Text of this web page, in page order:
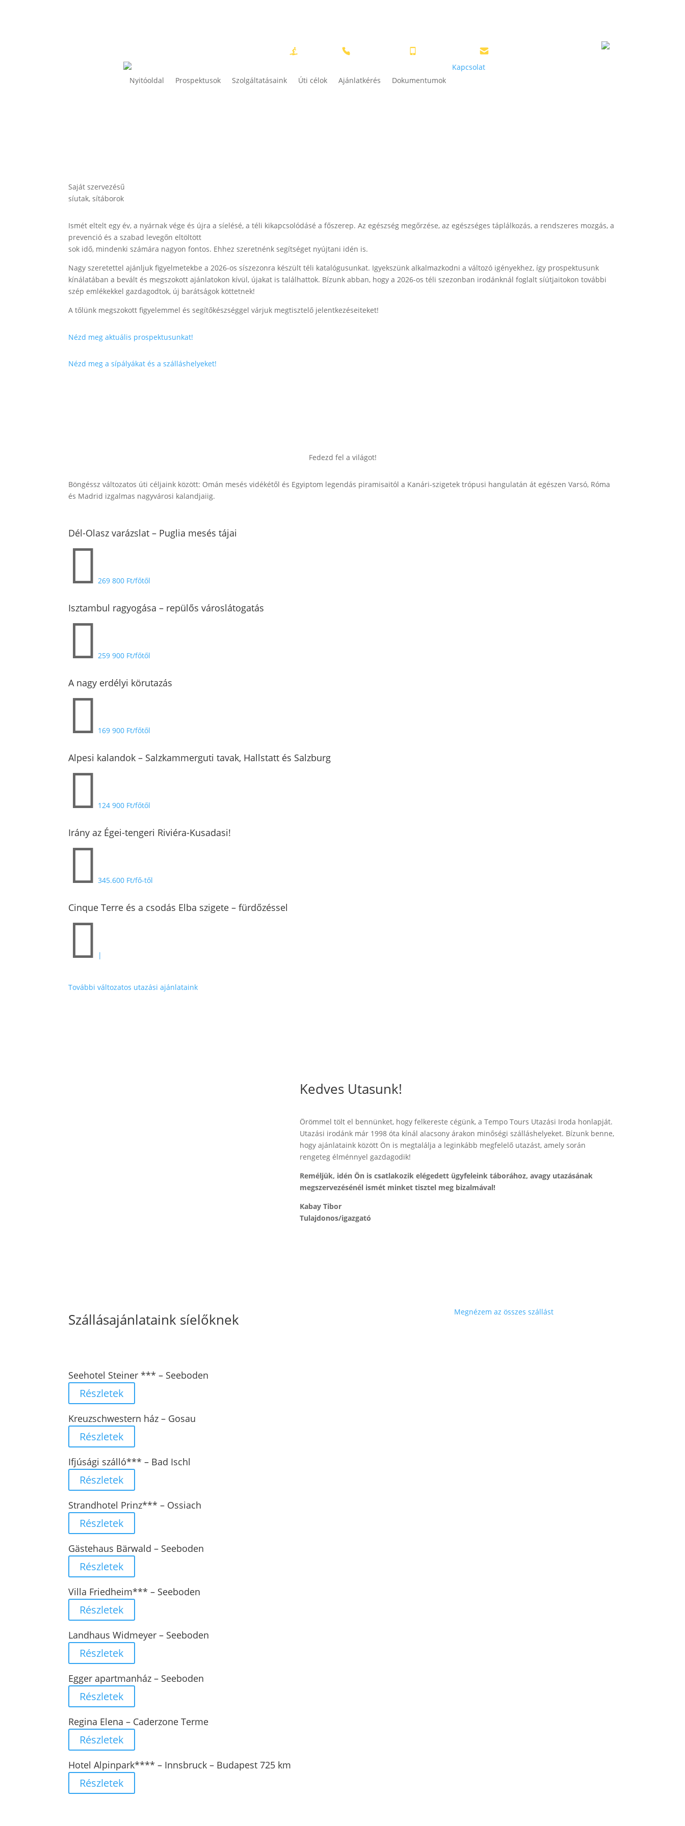
Nyitóoldal Prospektusok Szolgáltatásaink Úti célok Ajánlatkérés Dokumentumok
Kapcsolat
Saját szervezésű
síutak, sítáborok
Ismét eltelt egy év, a nyárnak vége és újra a síelésé, a téli kikapcsolódásé a főszerep. Az egészség megőrzése, az egészséges táplálkozás, a rendszeres mozgás, a
prevenció és a szabad levegőn eltöltött
sok idő, mindenki számára nagyon fontos. Ehhez szeretnénk segítséget nyújtani idén is.
Nagy szeretettel ajánljuk figyelmetekbe a 2026-os síszezonra készült téli katalógusunkat. Igyekszünk alkalmazkodni a változó igényekhez, így prospektusunk
kínálatában a bevált és megszokott ajánlatokon kívül, újakat is találhattok. Bízunk abban, hogy a 2026-os téli szezonban irodánknál foglalt síútjaitokon további
szép emlékekkel gazdagodtok, új barátságok köttetnek!
A tőlünk megszokott figyelemmel és segítőkészséggel várjuk megtisztelő jelentkezéseiteket!
Nézd meg aktuális prospektusunkat!
Nézd meg a sípályákat és a szálláshelyeket!
Fedezd fel a világot!
Böngéssz változatos úti céljaink között: Omán mesés vidékétől és Egyiptom legendás piramisaitól a Kanári-szigetek trópusi hangulatán át egészen Varsó, Róma
és Madrid izgalmas nagyvárosi kalandjaiig.
Dél-Olasz varázslat – Puglia mesés tájai
269 800 Ft/főtől
Isztambul ragyogása – repülős városlátogatás
259 900 Ft/főtől
A nagy erdélyi körutazás
 169 900 Ft/főtől
Alpesi kalandok – Salzkammerguti tavak, Hallstatt és Salzburg
 124 900 Ft/főtől
Irány az Égei-tengeri Riviéra-Kusadasi!
345.600 Ft/fő-től
Cinque Terre és a csodás Elba szigete – fürdőzéssel
 |
További változatos utazási ajánlataink
Kedves Utasunk!
Örömmel tölt el bennünket, hogy felkereste cégünk, a Tempo Tours Utazási Iroda honlapját.
Utazási irodánk már 1998 óta kínál alacsony árakon minőségi szálláshelyeket. Bízunk benne,
hogy ajánlataink között Ön is megtalálja a leginkább megfelelő utazást, amely során
rengeteg élménnyel gazdagodik!
Reméljük, idén Ön is csatlakozik elégedett ügyfeleink táborához, avagy utazásának
megszervezésénél ismét minket tisztel meg bizalmával!
Kabay Tibor
Tulajdonos/igazgató
Szállásajánlataink síelőknek Megnézem az összes szállást
Seehotel Steiner *** – Seeboden
Részletek
Kreuzschwestern ház – Gosau
Részletek
Ifjúsági szálló*** – Bad Ischl
Részletek
Strandhotel Prinz*** – Ossiach
Részletek
Gästehaus Bärwald – Seeboden
Részletek
Villa Friedheim*** – Seeboden
Részletek
Landhaus Widmeyer – Seeboden
Részletek
Egger apartmanház – Seeboden
Részletek
Regina Elena – Caderzone Terme
Részletek
Hotel Alpinpark**** – Innsbruck – Budapest 725 km
Részletek